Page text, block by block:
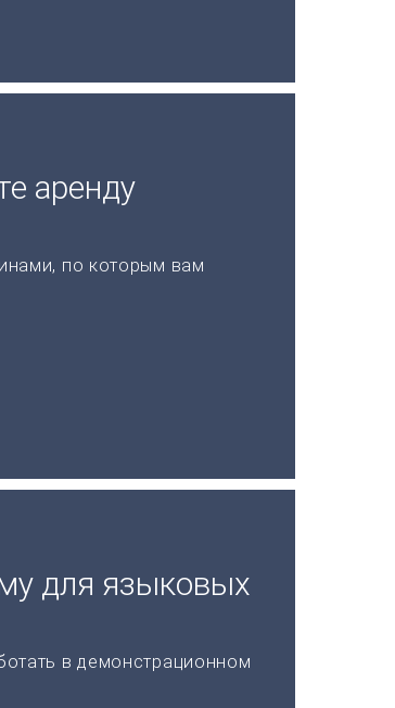
аренду
по которым вам
для языковых
в демонстрационном